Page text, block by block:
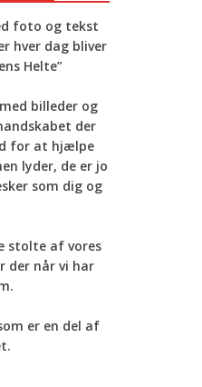
foto og tekst
hver dag bliver
Helte”
billeder og
der
for at hjælpe
lyder, de er jo
som dig og
stolte af vores
der når vi har
er en del af